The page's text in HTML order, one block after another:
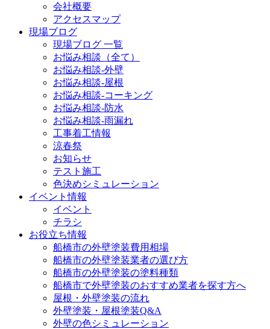
会社概要
アクセスマップ
現場ブログ
現場ブログ 一覧
お悩み相談（全て）
お悩み相談-外壁
お悩み相談-屋根
お悩み相談-コーキング
お悩み相談-防水
お悩み相談-雨漏れ
工事着工情報
涼春祭
お知らせ
テスト施工
色決めシミュレーション
イベント情報
イベント
チラシ
お役立ち情報
船橋市の外壁塗装費用相場
船橋市の外壁塗装業者の選び方
船橋市の外壁塗装の塗料種類
船橋市で外壁塗装のおすすめ業者を探す方へ
屋根・外壁塗装の流れ
外壁塗装・屋根塗装Q&A
外壁の色シミュレーション